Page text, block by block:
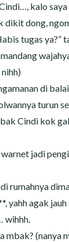
kalo
dikit dong,
tugas ya?”
di
turun
Cindi kok
jadi
rumahnya
yahh agak
wihhh.
mbak? (nanya